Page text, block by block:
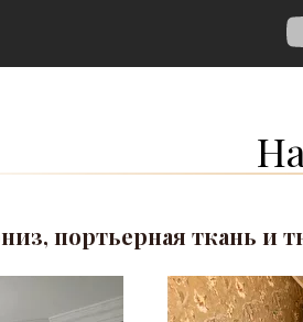
портьерная ткань и